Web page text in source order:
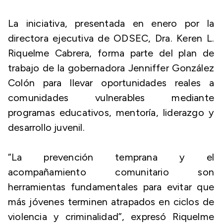
La iniciativa, presentada en enero por la
directora ejecutiva de ODSEC, Dra. Keren L.
Riquelme Cabrera, forma parte del plan de
trabajo de la gobernadora Jenniffer González
Colón para llevar oportunidades reales a
comunidades vulnerables mediante
programas educativos, mentoría, liderazgo y
desarrollo juvenil.
“La prevención temprana y el
acompañamiento comunitario son
herramientas fundamentales para evitar que
más jóvenes terminen atrapados en ciclos de
violencia y criminalidad”, expresó Riquelme